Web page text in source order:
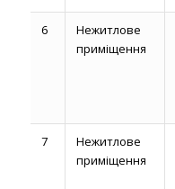
6
Нежитлове
приміщення
7
Нежитлове
приміщення